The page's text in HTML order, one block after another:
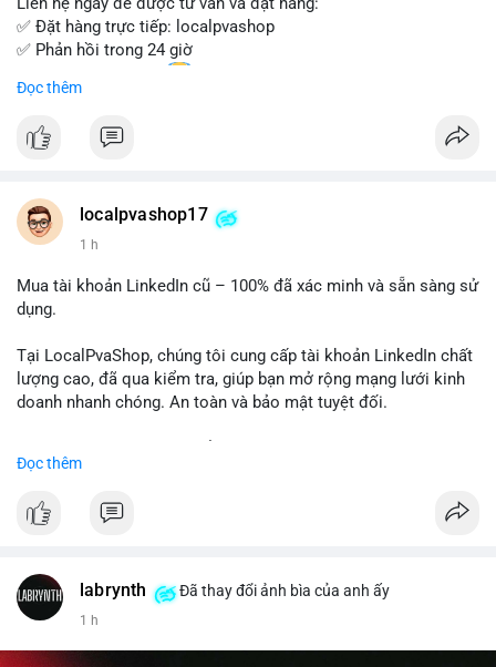
✅ Đặt hàng trực tiếp: localpvashop
✅ Phản hồi trong 24 giờ
✅ WhatsApp: +1 (66
✅ Telegram: @localpvashop
✅ Email: localpvashop@gmail.com
Đọc thêm
localpvashop17
1 h
Mua tài khoản LinkedIn cũ – 100% đã xác minh và sẵn sàng sử
dụng.
Tại LocalPvaShop, chúng tôi cung cấp tài khoản LinkedIn chất
lượng cao, đã qua kiểm tra, giúp bạn mở rộng mạng lưới kinh
doanh nhanh chóng. An toàn và bảo mật tuyệt đối.
✅ Phản hồi trong 24 giờ
✅ Email: localpvashop@gmail.com
Đọc thêm
labrynth Đã thay đổi ảnh bìa của anh ấy
1 h